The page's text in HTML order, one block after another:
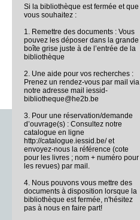
Si la bibliothèque est fermée et que
vous souhaitez :
1. Remettre des documents : Vous
pouvez les déposer dans la grande
boîte grise juste à de l’entrée de la
bibliothèque
2. Une aide pour vos recherches :
Prenez un rendez-vous par mail via
notre adresse mail iessid-
bibliotheque@he2b.be
3. Pour une réservation/demande
d’ouvrage(s) : Consultez notre
catalogue en ligne
http://catalogue.iessid.be/ et
envoyez-nous la référence (cote
pour les livres ; nom + numéro pour
les revues) par mail.
4. Nous pouvons vous mettre des
documents à disposition lorsque la
bibliothèque est fermée, n'hésitez
pas à nous en faire part!